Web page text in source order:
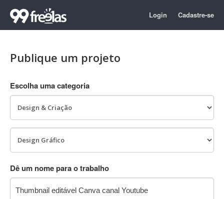
Login Cadastre-se
Publique um projeto
Escolha uma categoria
Dê um nome para o trabalho